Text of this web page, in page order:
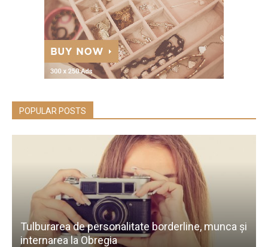
POPULAR POSTS
Tulburarea de personalitate borderline, munca și
internarea la Obregia